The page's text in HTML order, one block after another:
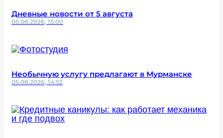
Дневные новости от 5 августа
05.08.2026, 15:00
Необычную услугу предлагают в Мурманске
05.08.2026, 14:52